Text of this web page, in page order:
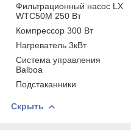
Фильтрационный насос LX
WTC50M 250 Вт
Компрессор 300 Вт
Нагреватель 3кВт
Система управления
Balboa
Подстаканники
Скрыть